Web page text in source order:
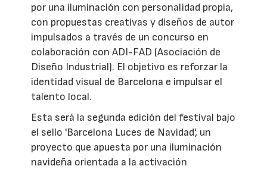
por una iluminación con personalidad propia,
con propuestas creativas y diseños de autor
impulsados a través de un concurso en
colaboración con ADI-FAD (Asociación de
Diseño Industrial). El objetivo es reforzar la
identidad visual de Barcelona e impulsar el
talento local.
Esta será la segunda edición del festival bajo
el sello 'Barcelona Luces de Navidad', un
proyecto que apuesta por una iluminación
navideña orientada a la activación